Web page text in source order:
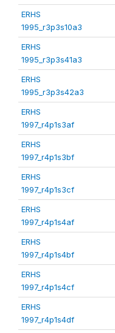
ERHS
1995_r3p3s10a3
ERHS
1995_r3p3s41a3
ERHS
1995_r3p3s42a3
ERHS
1997_r4p1s3af
ERHS
1997_r4p1s3bf
ERHS
1997_r4p1s3cf
ERHS
1997_r4p1s4af
ERHS
1997_r4p1s4bf
ERHS
1997_r4p1s4cf
ERHS
1997_r4p1s4df